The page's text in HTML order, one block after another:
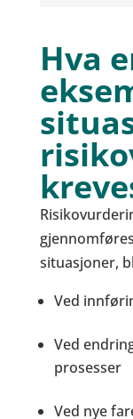
Hva
situasjoner,
Ved
Ved
prosesser
Ved nye